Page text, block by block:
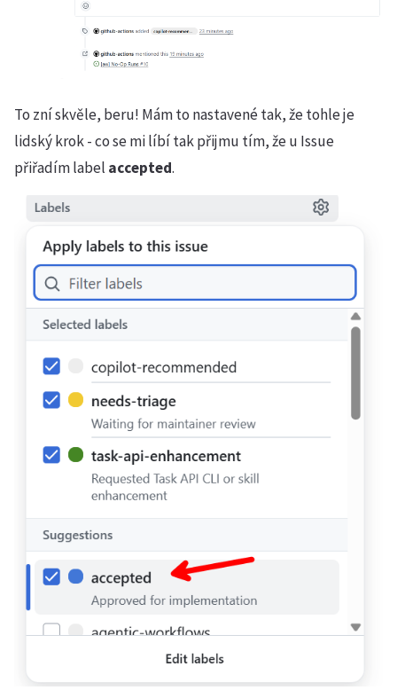
To zní skvěle, beru! Mám to nastavené tak, že tohle je
lidský krok - co se mi líbí tak přijmu tím, že u Issue
přiřadím label accepted.